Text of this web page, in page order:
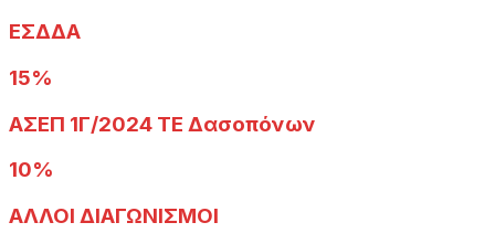
ΕΣΔΔΑ
15%
ΑΣΕΠ 1Γ/2024 ΤΕ Δασοπόνων
10%
ΑΛΛΟΙ ΔΙΑΓΩΝΙΣΜΟΙ